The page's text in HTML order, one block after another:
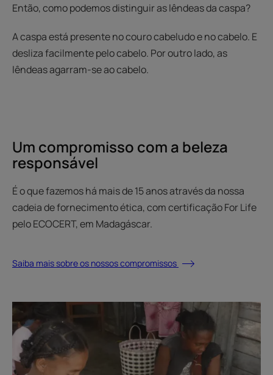
Então, como podemos distinguir as lêndeas da caspa?
A caspa está presente no couro cabeludo e no cabelo. E
desliza facilmente pelo cabelo. Por outro lado, as
lêndeas agarram-se ao cabelo.
Um compromisso com a beleza
responsável
É o que fazemos há mais de 15 anos através da nossa
cadeia de fornecimento ética, com certificação For Life
pelo ECOCERT, em Madagáscar.
Saiba mais sobre os nossos compromissos